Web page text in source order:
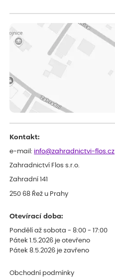
vše v naprostém pořádku
ověřený nákup dnes
Jana
Flos je nejlepší &#129321;
Kontakt:
e-mail: info@zahradnictvi-flos.cz
Zahradnictví Flos s.r.o.
Zahradní 141
250 68 Řež u Prahy
Otevírací doba:
Pondělí až sobota - 8:00 - 17:00
Pátek 1.5.2026 je otevřeno
Pátek 8.5.2026 je zavřeno
Obchodní podmínky